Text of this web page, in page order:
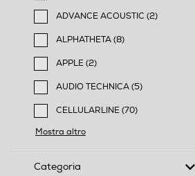
selected Filtro applicato per
ADVANCE ACOUSTIC (2)
Filtra per Marca: ADVANCE
ALPHATHETA (8)
Filtra per Marca: ALPHATHETA
APPLE (2)
Filtra per Marca: APPLE
AUDIO TECHNICA (5)
Filtra per Marca: AUDIO
CELLULARLINE (70)
Filtra per Marca: CELLULARLINE
Mostra altro
Categoria